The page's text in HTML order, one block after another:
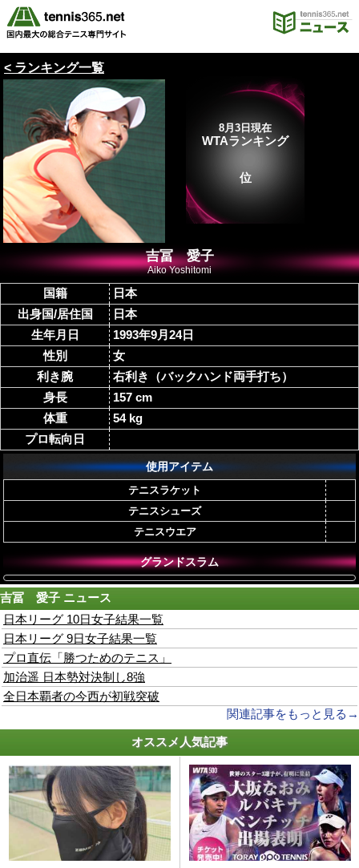
< ランキング一覧
8月3日現在
WTAランキング
位
吉冨 愛子
Aiko Yoshitomi
国籍
日本
出身国/居住国
日本
生年月日
1993年9月24日
性別
女
利き腕
右利き（バックハンド両手打ち）
身長
157 cm
体重
54 kg
プロ転向日
使用アイテム
テニスラケット
テニスシューズ
テニスウエア
グランドスラム
吉冨 愛子 ニュース
日本リーグ 10日女子結果一覧
日本リーグ 9日女子結果一覧
プロ直伝「勝つためのテニス」
加治遥 日本勢対決制し8強
全日本覇者の今西が初戦突破
関連記事をもっと見る→
オススメ人気記事